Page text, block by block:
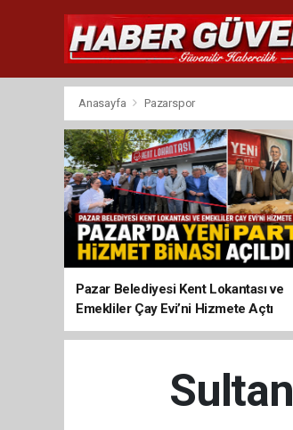
Anasayfa Pazarspor
Pazar Belediyesi Kent Lokantası ve
Emekliler Çay Evi’ni Hizmete Açtı